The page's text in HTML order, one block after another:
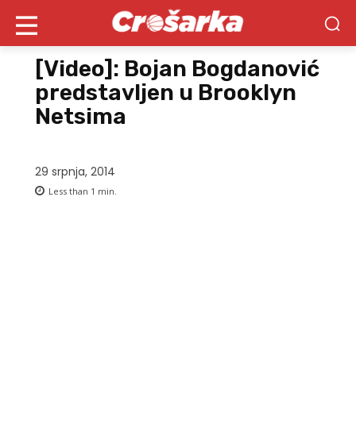
[Video]: Bojan Bogdanović
predstavljen u Brooklyn
Netsima
29 srpnja, 2014
Less than 1 min.